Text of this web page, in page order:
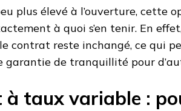
plus élevé à l’ouverture, cette
à quoi s’en tenir. En
contrat reste inchangé, ce qui
garantie de tranquillité pour
à taux variable :